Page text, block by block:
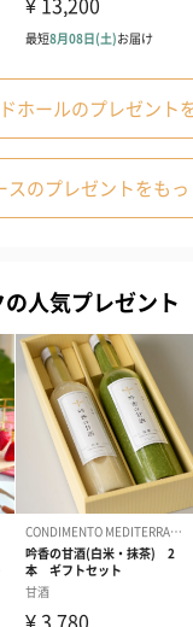
（通常・写真・グリ
出産祝いなど、様々な
筒のデザインは一部
写真付きメッセ
ード（Thank
ンク（680円）
ます。
ホールのプレゼント
スのプレゼントをもっ
人気プレゼント